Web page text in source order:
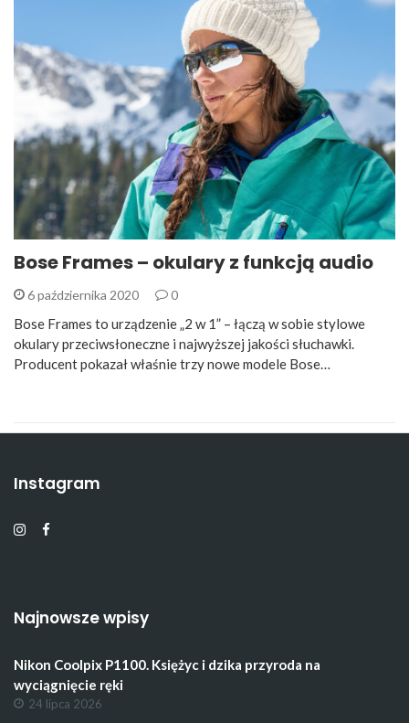
Bose Frames – okulary z funkcją audio
6 października 2020 0
Bose Frames to urządzenie „2 w 1” – łączą w sobie stylowe
okulary przeciwsłoneczne i najwyższej jakości słuchawki.
Producent pokazał właśnie trzy nowe modele Bose…
Instagram
Najnowsze wpisy
Nikon Coolpix P1100. Księżyc i dzika przyroda na
wyciągnięcie ręki
24 lipca 2026